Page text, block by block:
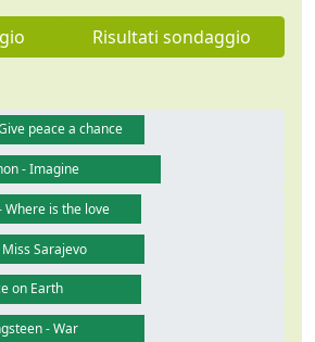
Risultati sondaggio
peace a chance
- Imagine
Where is the love
Sarajevo
on Earth
- War